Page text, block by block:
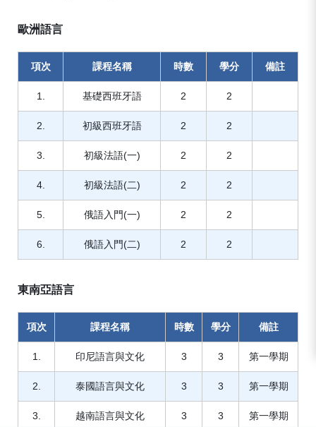
歐洲語言
項次 課程名稱 時數 學分 備註
1. 基礎西班牙語 2 2
2. 初級西班牙語 2 2
3. 初級法語(一) 2 2
4. 初級法語(二) 2 2
5. 俄語入門(一) 2 2
6. 俄語入門(二) 2 2
東南亞語言
項次 課程名稱 時數 學分 備註
1. 印尼語言與文化 3 3 第一學期
2. 泰國語言與文化 3 3 第一學期
3. 越南語言與文化 3 3 第一學期